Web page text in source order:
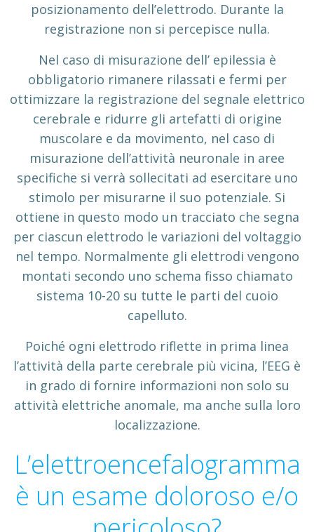
posizionamento dell’elettrodo. Durante la
registrazione non si percepisce nulla.
Nel caso di misurazione dell’ epilessia è
obbligatorio rimanere rilassati e fermi per
ottimizzare la registrazione del segnale elettrico
cerebrale e ridurre gli artefatti di origine
muscolare e da movimento, nel caso di
misurazione dell’attività neuronale in aree
specifiche si verrà sollecitati ad esercitare uno
stimolo per misurarne il suo potenziale. Si
ottiene in questo modo un tracciato che segna
per ciascun elettrodo le variazioni del voltaggio
nel tempo. Normalmente gli elettrodi vengono
montati secondo uno schema fisso chiamato
sistema 10-20 su tutte le parti del cuoio
capelluto.
Poiché ogni elettrodo riflette in prima linea
l’attività della parte cerebrale più vicina, l’EEG è
in grado di fornire informazioni non solo su
attività elettriche anomale, ma anche sulla loro
localizzazione.
L’elettroencefalogramma
è un esame doloroso e/o